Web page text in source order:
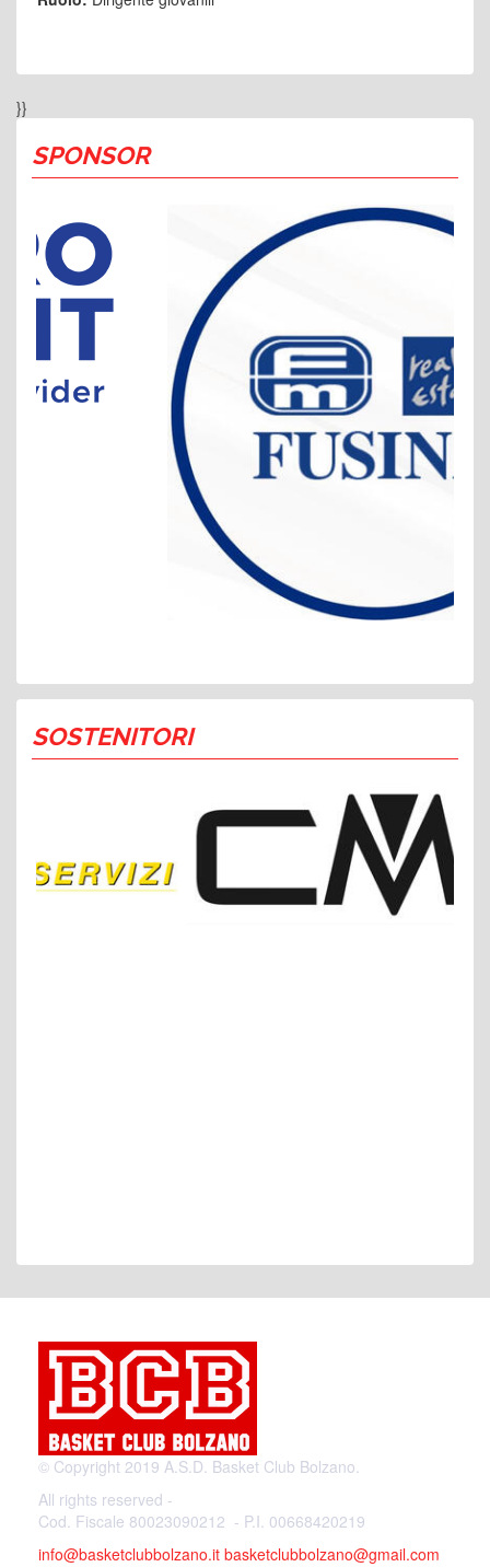
}}
SPONSOR
SOSTENITORI
© Copyright 2019 A.S.D. Basket Club Bolzano.
All rights reserved -
Cod. Fiscale 80023090212 - P.I. 00668420219
info@basketclubbolzano.it basketclubbolzano@gmail.com